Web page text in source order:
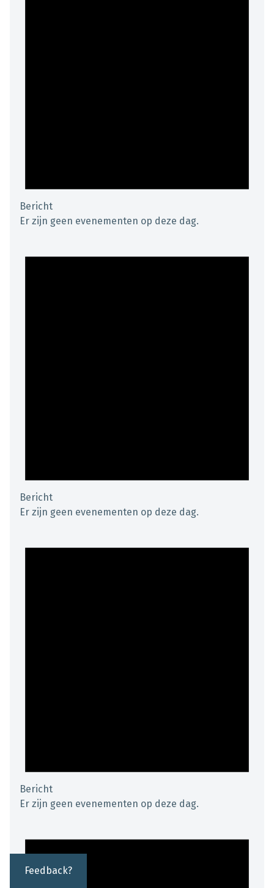
Bericht
Er zijn geen evenementen op deze dag.
Bericht
Er zijn geen evenementen op deze dag.
Bericht
Er zijn geen evenementen op deze dag.
Feedback?